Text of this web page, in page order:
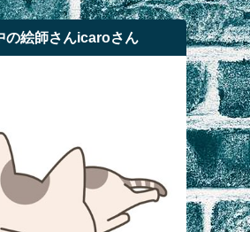
の絵師さんicaroさん